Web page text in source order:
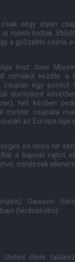
négy olyan
nyerni tudtak.
a gyõzelmi széria
lesz Jose
remekül kezdte
csupán egy
döntetlent
hét közben
mester csapata
az Európa-
és nincs hír
a bajnoki rajtot
mindezek
Dawson
(térdsérülés)
elleni